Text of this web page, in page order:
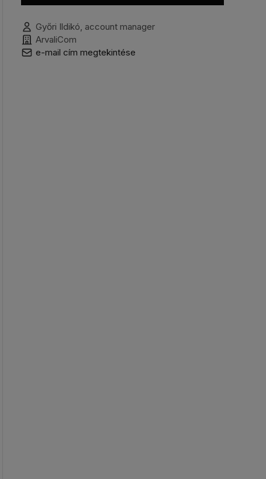
Győri Ildikó, account manager
ArvaliCom
e-mail cím megtekintése